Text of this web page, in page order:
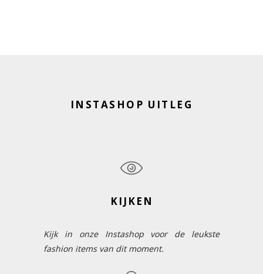
INSTASHOP UITLEG
KIJKEN
Kijk in onze Instashop voor de leukste
fashion items van dit moment.